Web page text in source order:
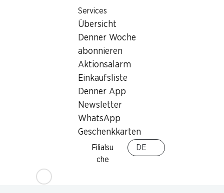
Services
Übersicht
Denner Woche
abonnieren
Aktionsalarm
Einkaufsliste
Denner App
Newsletter
WhatsApp
Geschenkkarten
Filialsu
che
DE
Newsletter